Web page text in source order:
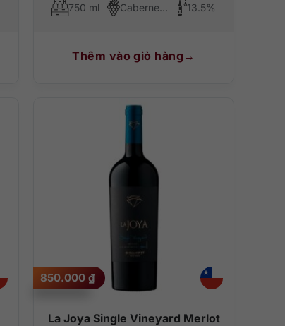
750 ml Cabernet Sauvignon 13.5%
Thêm vào giỏ hàng
La Joya Single Vineyard Merlot
850.000 ₫